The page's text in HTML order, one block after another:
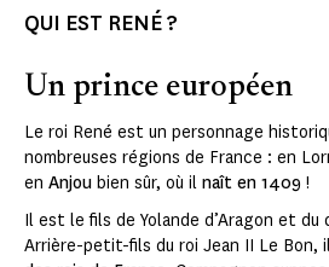
QUI EST RENÉ ?
Un prince européen
Le roi René est un personnage
nombreuses régions de France : en
en Anjou bien sûr, où il naît en 1409 !
Il est le fils de Yolande d’Aragon et du
Arrière-petit-fils du roi Jean II Le Bon,